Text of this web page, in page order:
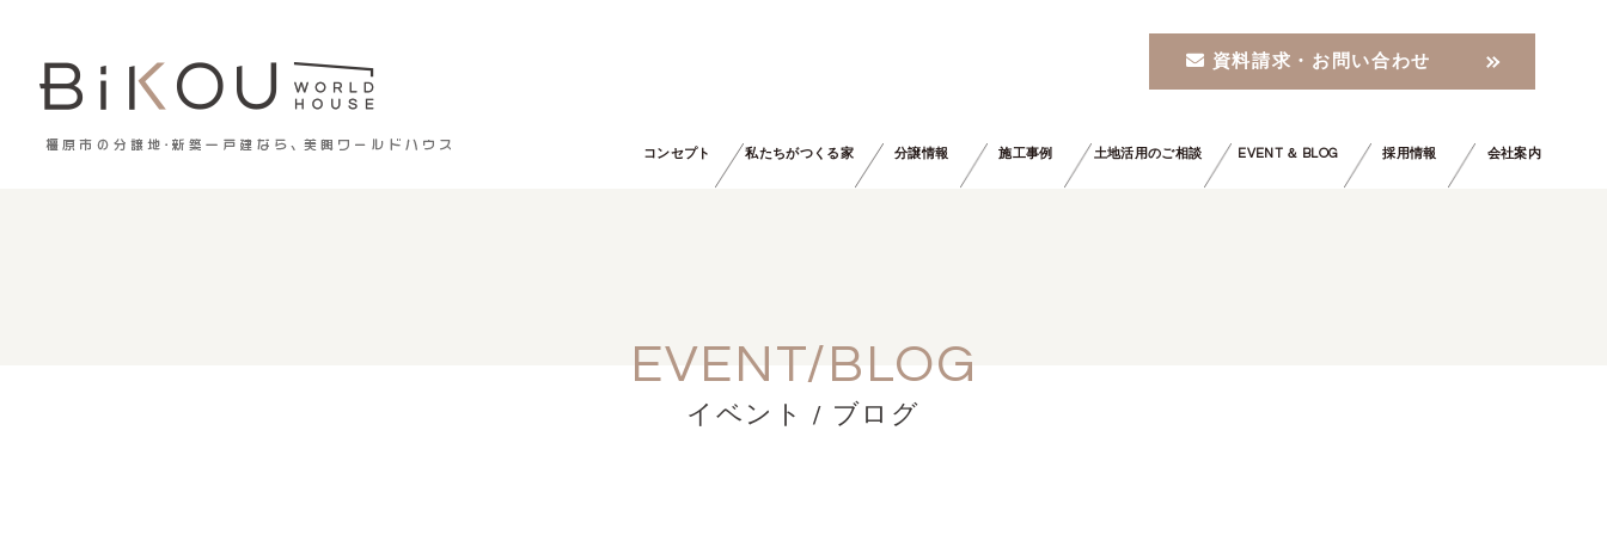
資料請求・お問い合わせ
コンセプト 私たちがつくる家 分譲情報 施工事例 土地活用のご相談 EVENT ＆ BLOG 採用情報 会社案内
EVENT/BLOG
イベント / ブログ